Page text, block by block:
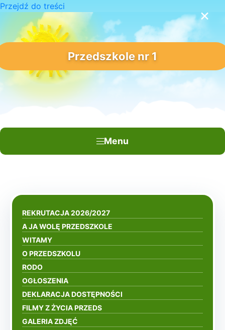
Przejdź do treści
Przedszkole nr 1
Menu
×
REKRUTACJA 2026/2027
A JA WOLĘ PRZEDSZKOLE
WITAMY
O PRZEDSZKOLU
RODO
OGŁOSZENIA
DEKLARACJA DOSTĘPNOŚCI
FILMY Z ŻYCIA PRZEDS
GALERIA ZDJĘĆ